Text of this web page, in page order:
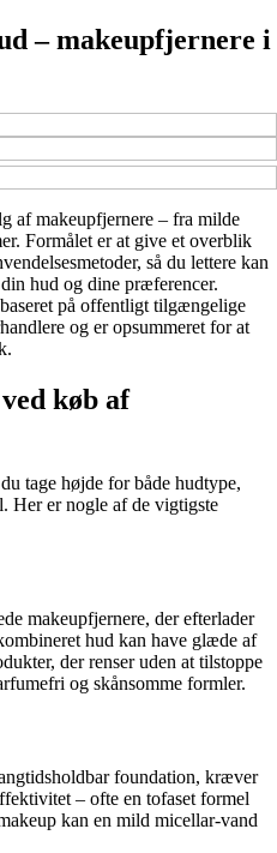
– makeupfjernere i
af makeupfjernere – fra milde
Formålet er at give et overblik
så du lettere kan
hud og dine præferencer.
på offentligt tilgængelige
og er opsummeret for at
køb af
tage højde for både hudtype,
Her er nogle af de vigtigste
makeupfjernere, der efterlader
hud kan have glæde af
der renser uden at tilstoppe
og skånsomme formler.
foundation, kræver
– ofte en tofaset formel
kan en mild micellar-vand